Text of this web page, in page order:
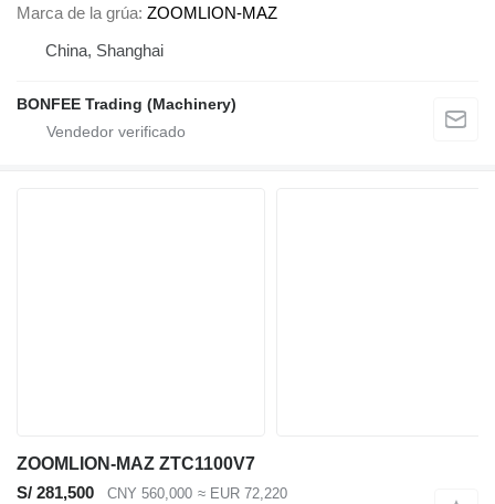
Marca de la grúa ZOOMLION-MAZ
China, Shanghai
BONFEE Trading (Machinery)
ZOOMLION-MAZ ZTC1100V7
S/ 281,500
CNY 560,000 ≈ EUR 72,220